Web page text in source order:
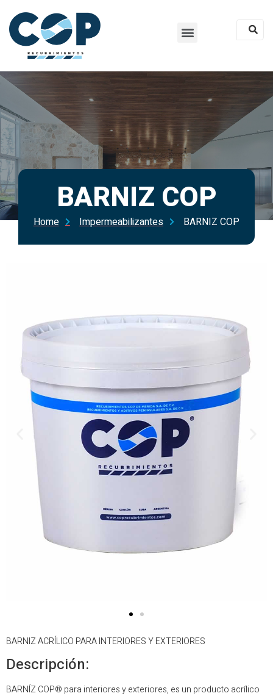
BARNIZ COP​
Home Impermeabilizantes BARNIZ COP​
BARNIZ ACRÍLICO PARA INTERIORES Y EXTERIORES
Descripción:
BARNÍZ COP® para interiores y exteriores, es un producto acrílico